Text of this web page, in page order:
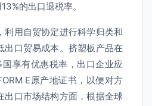
的出口退税率。
利用自贸协定进行科学归类和
出口贸易成本。挤塑板产品在
国享有优惠税率，出口企业应
E原产地证书，以便对方
出口市场结构方面，根据全球